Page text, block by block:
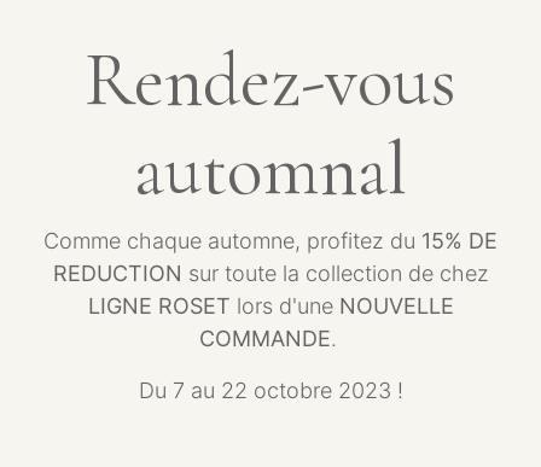
Rendez-vous
automnal
Comme chaque automne, profitez du 15% DE
REDUCTION sur toute la collection de chez
LIGNE ROSET lors d'une NOUVELLE
COMMANDE.
Du 7 au 22 octobre 2023 !